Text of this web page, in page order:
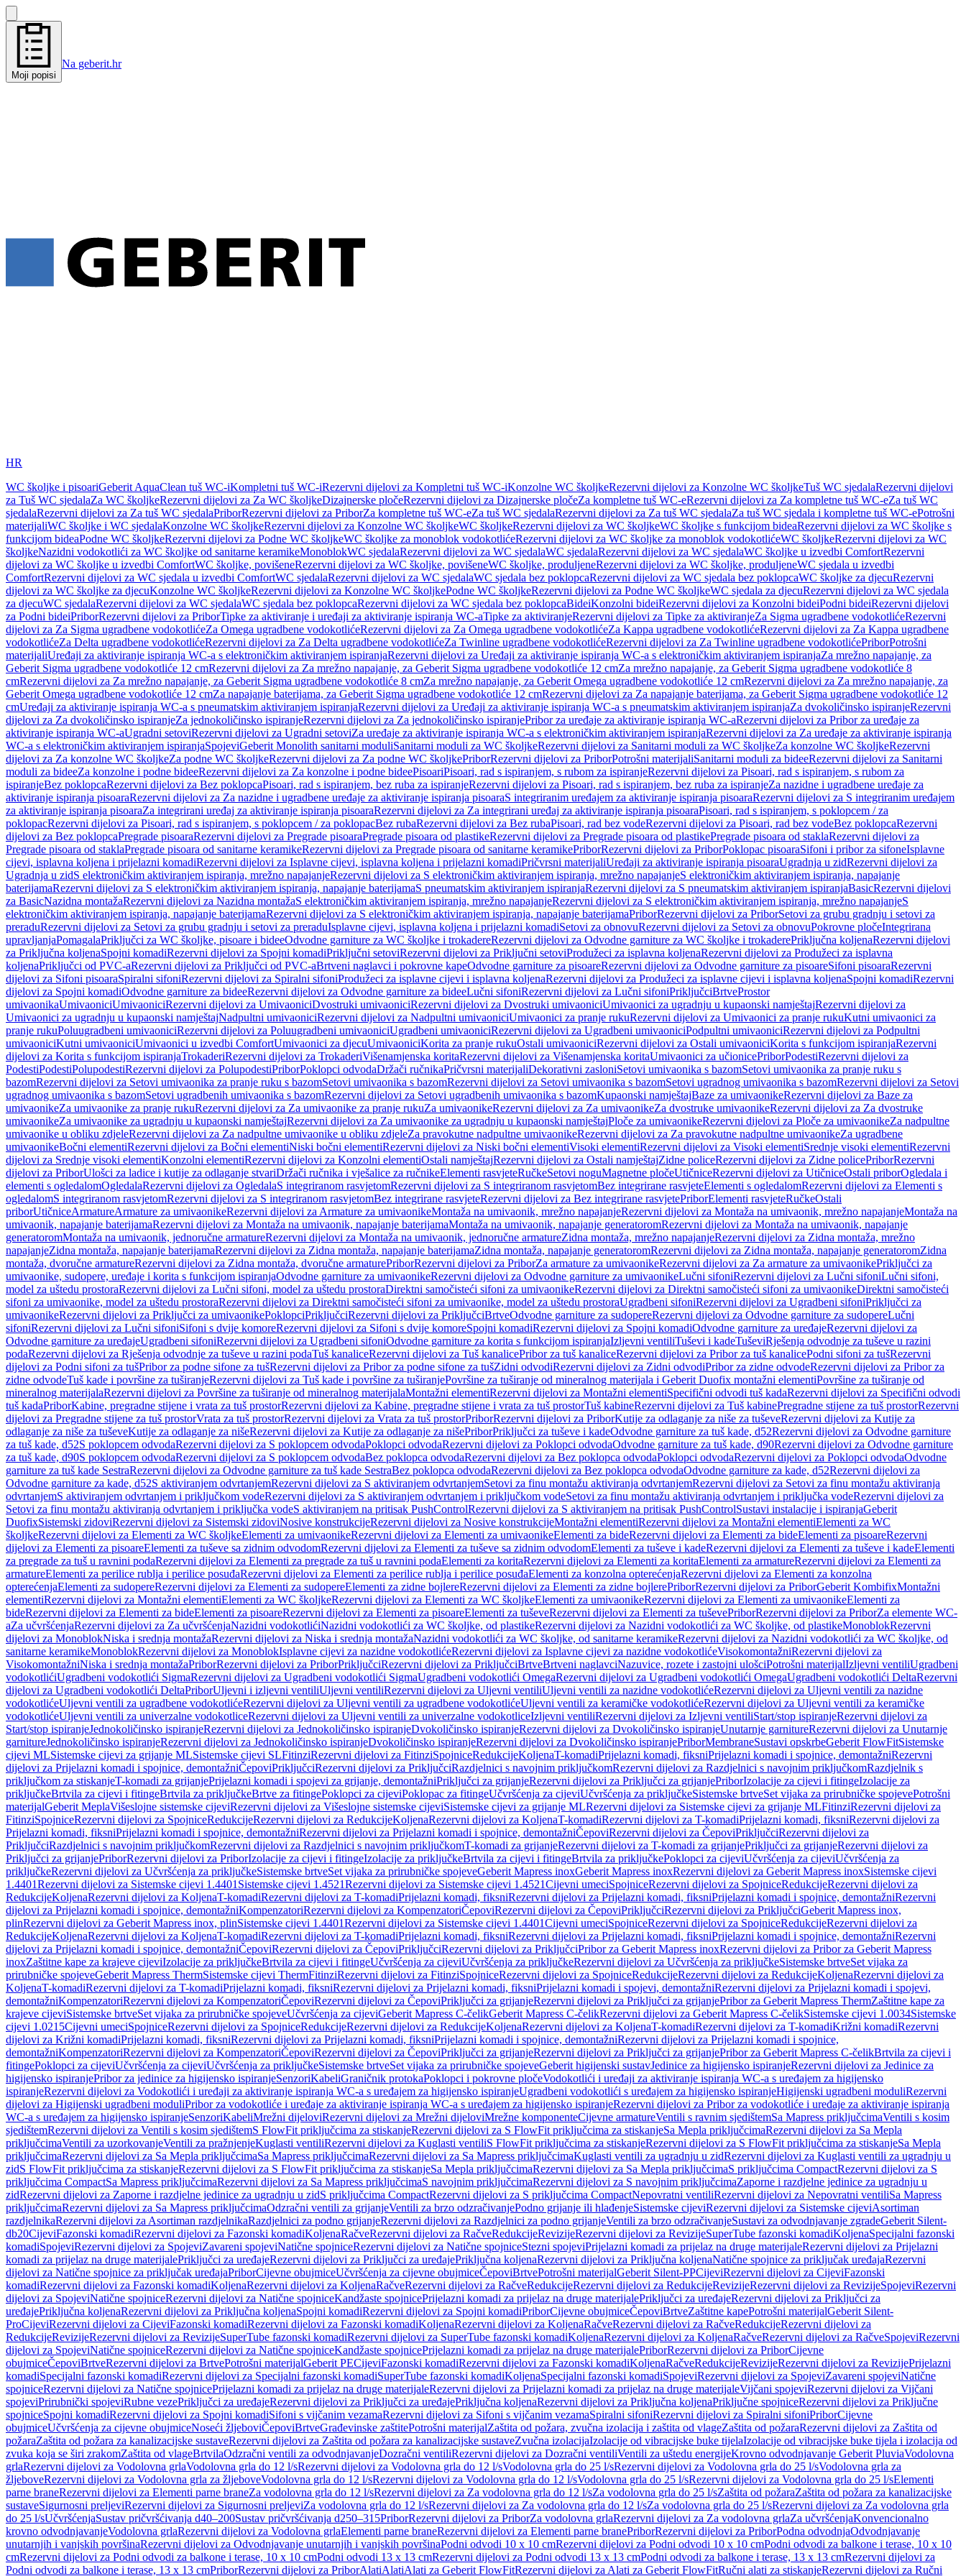
Moji popisi
Na geberit.hr
HR
WC školjke i pisoariGeberit AquaClean tuš WC-iKompletni tuš WC-iRezervni dijelovi za Kompletni tuš WC-iKonzolne WC školjkeRezervni dijelovi za Konzolne WC školjkeTuš WC sjedalaRezervni dijelovi
za Tuš WC sjedalaZa WC školjkeRezervni dijelovi za Za WC školjkeDizajnerske pločeRezervni dijelovi za Dizajnerske pločeZa kompletne tuš WC-eRezervni dijelovi za Za kompletne tuš WC-eZa tuš WC
sjedalaRezervni dijelovi za Za tuš WC sjedalaPriborRezervni dijelovi za PriborZa kompletne tuš WC-eZa tuš WC sjedalaRezervni dijelovi za Za tuš WC sjedalaZa tuš WC sjedala i kompletne tuš WC-ePotrošni
materijaliWC školjke i WC sjedalaKonzolne WC školjkeRezervni dijelovi za Konzolne WC školjkeWC školjkeRezervni dijelovi za WC školjkeWC školjke s funkcijom bideaRezervni dijelovi za WC školjke s
funkcijom bideaPodne WC školjkeRezervni dijelovi za Podne WC školjkeWC školjke za monoblok vodokotlićeRezervni dijelovi za WC školjke za monoblok vodokotlićeWC školjkeRezervni dijelovi za WC
školjkeNazidni vodokotlići za WC školjke od sanitarne keramikeMonoblokWC sjedalaRezervni dijelovi za WC sjedalaWC sjedalaRezervni dijelovi za WC sjedalaWC školjke u izvedbi ComfortRezervni
dijelovi za WC školjke u izvedbi ComfortWC školjke, povišeneRezervni dijelovi za WC školjke, povišeneWC školjke, produljeneRezervni dijelovi za WC školjke, produljeneWC sjedala u izvedbi
ComfortRezervni dijelovi za WC sjedala u izvedbi ComfortWC sjedalaRezervni dijelovi za WC sjedalaWC sjedala bez poklopcaRezervni dijelovi za WC sjedala bez poklopcaWC školjke za djecuRezervni
dijelovi za WC školjke za djecuKonzolne WC školjkeRezervni dijelovi za Konzolne WC školjkePodne WC školjkeRezervni dijelovi za Podne WC školjkeWC sjedala za djecuRezervni dijelovi za WC sjedala
za djecuWC sjedalaRezervni dijelovi za WC sjedalaWC sjedala bez poklopcaRezervni dijelovi za WC sjedala bez poklopcaBideiKonzolni bideiRezervni dijelovi za Konzolni bideiPodni bideiRezervni dijelovi
za Podni bideiPriborRezervni dijelovi za PriborTipke za aktiviranje i uređaji za aktiviranje ispiranja WC-aTipke za aktiviranjeRezervni dijelovi za Tipke za aktiviranjeZa Sigma ugradbene vodokotlićeRezervni
dijelovi za Za Sigma ugradbene vodokotlićeZa Omega ugradbene vodokotlićeRezervni dijelovi za Za Omega ugradbene vodokotlićeZa Kappa ugradbene vodokotlićeRezervni dijelovi za Za Kappa ugradbene
vodokotlićeZa Delta ugradbene vodokotlićeRezervni dijelovi za Za Delta ugradbene vodokotlićeZa Twinline ugradbene vodokotlićeRezervni dijelovi za Za Twinline ugradbene vodokotlićePriborPotrošni
materijaliUređaji za aktiviranje ispiranja WC-a s elektroničkim aktiviranjem ispiranjaRezervni dijelovi za Uređaji za aktiviranje ispiranja WC-a s elektroničkim aktiviranjem ispiranjaZa mrežno napajanje, za
Geberit Sigma ugradbene vodokotliće 12 cmRezervni dijelovi za Za mrežno napajanje, za Geberit Sigma ugradbene vodokotliće 12 cmZa mrežno napajanje, za Geberit Sigma ugradbene vodokotliće 8
cmRezervni dijelovi za Za mrežno napajanje, za Geberit Sigma ugradbene vodokotliće 8 cmZa mrežno napajanje, za Geberit Omega ugradbene vodokotliće 12 cmRezervni dijelovi za Za mrežno napajanje, za
Geberit Omega ugradbene vodokotliće 12 cmZa napajanje baterijama, za Geberit Sigma ugradbene vodokotliće 12 cmRezervni dijelovi za Za napajanje baterijama, za Geberit Sigma ugradbene vodokotliće 12
cmUređaji za aktiviranje ispiranja WC-a s pneumatskim aktiviranjem ispiranjaRezervni dijelovi za Uređaji za aktiviranje ispiranja WC-a s pneumatskim aktiviranjem ispiranjaZa dvokoličinsko ispiranjeRezervni
dijelovi za Za dvokoličinsko ispiranjeZa jednokoličinsko ispiranjeRezervni dijelovi za Za jednokoličinsko ispiranjePribor za uređaje za aktiviranje ispiranja WC-aRezervni dijelovi za Pribor za uređaje za
aktiviranje ispiranja WC-aUgradni setoviRezervni dijelovi za Ugradni setoviZa uređaje za aktiviranje ispiranja WC-a s elektroničkim aktiviranjem ispiranjaRezervni dijelovi za Za uređaje za aktiviranje ispiranja
WC-a s elektroničkim aktiviranjem ispiranjaSpojeviGeberit Monolith sanitarni moduliSanitarni moduli za WC školjkeRezervni dijelovi za Sanitarni moduli za WC školjkeZa konzolne WC školjkeRezervni
dijelovi za Za konzolne WC školjkeZa podne WC školjkeRezervni dijelovi za Za podne WC školjkePriborRezervni dijelovi za PriborPotrošni materijaliSanitarni moduli za bideeRezervni dijelovi za Sanitarni
moduli za bideeZa konzolne i podne bideeRezervni dijelovi za Za konzolne i podne bideePisoariPisoari, rad s ispiranjem, s rubom za ispiranjeRezervni dijelovi za Pisoari, rad s ispiranjem, s rubom za
ispiranjeBez poklopcaRezervni dijelovi za Bez poklopcaPisoari, rad s ispiranjem, bez ruba za ispiranjeRezervni dijelovi za Pisoari, rad s ispiranjem, bez ruba za ispiranjeZa nazidne i ugradbene uređaje za
aktiviranje ispiranja pisoaraRezervni dijelovi za Za nazidne i ugradbene uređaje za aktiviranje ispiranja pisoaraS integriranim uređajem za aktiviranje ispiranja pisoaraRezervni dijelovi za S integriranim uređajem
za aktiviranje ispiranja pisoaraZa integrirani uređaj za aktiviranje ispiranja pisoaraRezervni dijelovi za Za integrirani uređaj za aktiviranje ispiranja pisoaraPisoari, rad s ispiranjem, s poklopcem / za
poklopacRezervni dijelovi za Pisoari, rad s ispiranjem, s poklopcem / za poklopacBez rubaRezervni dijelovi za Bez rubaPisoari, rad bez vodeRezervni dijelovi za Pisoari, rad bez vodeBez poklopcaRezervni
dijelovi za Bez poklopcaPregrade pisoaraRezervni dijelovi za Pregrade pisoaraPregrade pisoara od plastikeRezervni dijelovi za Pregrade pisoara od plastikePregrade pisoara od staklaRezervni dijelovi za
Pregrade pisoara od staklaPregrade pisoara od sanitarne keramikeRezervni dijelovi za Pregrade pisoara od sanitarne keramikePriborRezervni dijelovi za PriborPoklopac pisoaraSifoni i pribor za sifoneIsplavne
cijevi, isplavna koljena i prijelazni komadiRezervni dijelovi za Isplavne cijevi, isplavna koljena i prijelazni komadiPričvrsni materijaliUređaji za aktiviranje ispiranja pisoaraUgradnja u zidRezervni dijelovi za
Ugradnja u zidS elektroničkim aktiviranjem ispiranja, mrežno napajanjeRezervni dijelovi za S elektroničkim aktiviranjem ispiranja, mrežno napajanjeS elektroničkim aktiviranjem ispiranja, napajanje
baterijamaRezervni dijelovi za S elektroničkim aktiviranjem ispiranja, napajanje baterijamaS pneumatskim aktiviranjem ispiranjaRezervni dijelovi za S pneumatskim aktiviranjem ispiranjaBasicRezervni dijelovi
za BasicNazidna montažaRezervni dijelovi za Nazidna montažaS elektroničkim aktiviranjem ispiranja, mrežno napajanjeRezervni dijelovi za S elektroničkim aktiviranjem ispiranja, mrežno napajanjeS
elektroničkim aktiviranjem ispiranja, napajanje baterijamaRezervni dijelovi za S elektroničkim aktiviranjem ispiranja, napajanje baterijamaPriborRezervni dijelovi za PriborSetovi za grubu gradnju i setovi za
preraduRezervni dijelovi za Setovi za grubu gradnju i setovi za preraduIsplavne cijevi, isplavna koljena i prijelazni komadiSetovi za obnovuRezervni dijelovi za Setovi za obnovuPokrovne pločeIntegrirana
upravljanjaPomagalaPriključci za WC školjke, pisoare i bideeOdvodne garniture za WC školjke i trokadereRezervni dijelovi za Odvodne garniture za WC školjke i trokaderePriključna koljenaRezervni dijelovi
za Priključna koljenaSpojni komadiRezervni dijelovi za Spojni komadiPriključni setoviRezervni dijelovi za Priključni setoviProdužeci za isplavna koljenaRezervni dijelovi za Produžeci za isplavna
koljenaPriključci od PVC-aRezervni dijelovi za Priključci od PVC-aBrtveni naglavci i pokrovne kapeOdvodne garniture za pisoareRezervni dijelovi za Odvodne garniture za pisoareSifoni pisoaraRezervni
dijelovi za Sifoni pisoaraSpiralni sifoniRezervni dijelovi za Spiralni sifoniProdužeci za isplavne cijevi i isplavna koljenaRezervni dijelovi za Produžeci za isplavne cijevi i isplavna koljenaSpojni komadiRezervni
dijelovi za Spojni komadiOdvodne garniture za bideeRezervni dijelovi za Odvodne garniture za bideeLučni sifoniRezervni dijelovi za Lučni sifoniPriključciBrtveProstor
umivaonikaUmivaoniciUmivaoniciRezervni dijelovi za UmivaoniciDvostruki umivaoniciRezervni dijelovi za Dvostruki umivaoniciUmivaonici za ugradnju u kupaonski namještajRezervni dijelovi za
Umivaonici za ugradnju u kupaonski namještajNadpultni umivaoniciRezervni dijelovi za Nadpultni umivaoniciUmivaonici za pranje rukuRezervni dijelovi za Umivaonici za pranje rukuKutni umivaonici za
pranje rukuPoluugradbeni umivaoniciRezervni dijelovi za Poluugradbeni umivaoniciUgradbeni umivaoniciRezervni dijelovi za Ugradbeni umivaoniciPodpultni umivaoniciRezervni dijelovi za Podpultni
umivaoniciKutni umivaoniciUmivaonici u izvedbi ComfortUmivaonici za djecuUmivaoniciKorita za pranje rukuOstali umivaoniciRezervni dijelovi za Ostali umivaoniciKorita s funkcijom ispiranjaRezervni
dijelovi za Korita s funkcijom ispiranjaTrokaderiRezervni dijelovi za TrokaderiVišenamjenska koritaRezervni dijelovi za Višenamjenska koritaUmivaonici za učionicePriborPodestiRezervni dijelovi za
PodestiPodestiPolupodestiRezervni dijelovi za PolupodestiPriborPoklopci odvodaDržači ručnikaPričvrsni materijaliDekorativni zasloniSetovi umivaonika s bazomSetovi umivaonika za pranje ruku s
bazomRezervni dijelovi za Setovi umivaonika za pranje ruku s bazomSetovi umivaonika s bazomRezervni dijelovi za Setovi umivaonika s bazomSetovi ugradnog umivaonika s bazomRezervni dijelovi za Setovi
ugradnog umivaonika s bazomSetovi ugradbenih umivaonika s bazomRezervni dijelovi za Setovi ugradbenih umivaonika s bazomKupaonski namještajBaze za umivaonikeRezervni dijelovi za Baze za
umivaonikeZa umivaonike za pranje rukuRezervni dijelovi za Za umivaonike za pranje rukuZa umivaonikeRezervni dijelovi za Za umivaonikeZa dvostruke umivaonikeRezervni dijelovi za Za dvostruke
umivaonikeZa umivaonike za ugradnju u kupaonski namještajRezervni dijelovi za Za umivaonike za ugradnju u kupaonski namještajPloče za umivaonikeRezervni dijelovi za Ploče za umivaonikeZa nadpultne
umivaonike u obliku zdjeleRezervni dijelovi za Za nadpultne umivaonike u obliku zdjeleZa pravokutne nadpultne umivaonikeRezervni dijelovi za Za pravokutne nadpultne umivaonikeZa ugradbene
umivaonikeBočni elementiRezervni dijelovi za Bočni elementiNiski bočni elementiRezervni dijelovi za Niski bočni elementiVisoki elementiRezervni dijelovi za Visoki elementiSrednje visoki elementiRezervni
dijelovi za Srednje visoki elementiKonzolni elementiRezervni dijelovi za Konzolni elementiOstali namještajRezervni dijelovi za Ostali namještajZidne policeRezervni dijelovi za Zidne policePriborRezervni
dijelovi za PriborUlošci za ladice i kutije za odlaganje stvariDržači ručnika i vješalice za ručnikeElementi rasvjeteRučkeSetovi noguMagnetne pločeUtičniceRezervni dijelovi za UtičniceOstali priborOgledala i
elementi s ogledalomOgledalaRezervni dijelovi za OgledalaS integriranom rasvjetomRezervni dijelovi za S integriranom rasvjetomBez integrirane rasvjeteElementi s ogledalomRezervni dijelovi za Elementi s
ogledalomS integriranom rasvjetomRezervni dijelovi za S integriranom rasvjetomBez integrirane rasvjeteRezervni dijelovi za Bez integrirane rasvjetePriborElementi rasvjeteRučkeOstali
priborUtičniceArmatureArmature za umivaonikeRezervni dijelovi za Armature za umivaonikeMontaža na umivaonik, mrežno napajanjeRezervni dijelovi za Montaža na umivaonik, mrežno napajanjeMontaža na
umivaonik, napajanje baterijamaRezervni dijelovi za Montaža na umivaonik, napajanje baterijamaMontaža na umivaonik, napajanje generatoromRezervni dijelovi za Montaža na umivaonik, napajanje
generatoromMontaža na umivaonik, jednoručne armatureRezervni dijelovi za Montaža na umivaonik, jednoručne armatureZidna montaža, mrežno napajanjeRezervni dijelovi za Zidna montaža, mrežno
napajanjeZidna montaža, napajanje baterijamaRezervni dijelovi za Zidna montaža, napajanje baterijamaZidna montaža, napajanje generatoromRezervni dijelovi za Zidna montaža, napajanje generatoromZidna
montaža, dvoručne armatureRezervni dijelovi za Zidna montaža, dvoručne armaturePriborRezervni dijelovi za PriborZa armature za umivaonikeRezervni dijelovi za Za armature za umivaonikePriključci za
umivaonike, sudopere, uređaje i korita s funkcijom ispiranjaOdvodne garniture za umivaonikeRezervni dijelovi za Odvodne garniture za umivaonikeLučni sifoniRezervni dijelovi za Lučni sifoniLučni sifoni,
model za uštedu prostoraRezervni dijelovi za Lučni sifoni, model za uštedu prostoraDirektni samočisteći sifoni za umivaonikeRezervni dijelovi za Direktni samočisteći sifoni za umivaonikeDirektni samočisteći
sifoni za umivaonike, model za uštedu prostoraRezervni dijelovi za Direktni samočisteći sifoni za umivaonike, model za uštedu prostoraUgradbeni sifoniRezervni dijelovi za Ugradbeni sifoniPriključci za
umivaonikeRezervni dijelovi za Priključci za umivaonikePoklopciPriključciRezervni dijelovi za PriključciBrtveOdvodne garniture za sudopereRezervni dijelovi za Odvodne garniture za sudopereLučni
sifoniRezervni dijelovi za Lučni sifoniSifoni s dvije komoreRezervni dijelovi za Sifoni s dvije komoreSpojni komadiRezervni dijelovi za Spojni komadiOdvodne garniture za uređajeRezervni dijelovi za
Odvodne garniture za uređajeUgradbeni sifoniRezervni dijelovi za Ugradbeni sifoniOdvodne garniture za korita s funkcijom ispiranjaIzljevni ventiliTuševi i kadeTuševiRješenja odvodnje za tuševe u razini
podaRezervni dijelovi za Rješenja odvodnje za tuševe u razini podaTuš kanaliceRezervni dijelovi za Tuš kanalicePribor za tuš kanaliceRezervni dijelovi za Pribor za tuš kanalicePodni sifoni za tušRezervni
dijelovi za Podni sifoni za tušPribor za podne sifone za tušRezervni dijelovi za Pribor za podne sifone za tušZidni odvodiRezervni dijelovi za Zidni odvodiPribor za zidne odvodeRezervni dijelovi za Pribor za
zidne odvodeTuš kade i površine za tuširanjeRezervni dijelovi za Tuš kade i površine za tuširanjePovršine za tuširanje od mineralnog materijala i Geberit Duofix montažni elementiPovršine za tuširanje od
mineralnog materijalaRezervni dijelovi za Površine za tuširanje od mineralnog materijalaMontažni elementiRezervni dijelovi za Montažni elementiSpecifični odvodi tuš kadaRezervni dijelovi za Specifični odvodi
tuš kadaPriborKabine, pregradne stijene i vrata za tuš prostorRezervni dijelovi za Kabine, pregradne stijene i vrata za tuš prostorTuš kabineRezervni dijelovi za Tuš kabinePregradne stijene za tuš prostorRezervni
dijelovi za Pregradne stijene za tuš prostorVrata za tuš prostorRezervni dijelovi za Vrata za tuš prostorPriborRezervni dijelovi za PriborKutije za odlaganje za niše za tuševeRezervni dijelovi za Kutije za
odlaganje za niše za tuševeKutije za odlaganje za nišeRezervni dijelovi za Kutije za odlaganje za nišePriborPriključci za tuševe i kadeOdvodne garniture za tuš kade, d52Rezervni dijelovi za Odvodne garniture
za tuš kade, d52S poklopcem odvodaRezervni dijelovi za S poklopcem odvodaPoklopci odvodaRezervni dijelovi za Poklopci odvodaOdvodne garniture za tuš kade, d90Rezervni dijelovi za Odvodne garniture
za tuš kade, d90S poklopcem odvodaRezervni dijelovi za S poklopcem odvodaBez poklopca odvodaRezervni dijelovi za Bez poklopca odvodaPoklopci odvodaRezervni dijelovi za Poklopci odvodaOdvodne
garniture za tuš kade SestraRezervni dijelovi za Odvodne garniture za tuš kade SestraBez poklopca odvodaRezervni dijelovi za Bez poklopca odvodaOdvodne garniture za kade, d52Rezervni dijelovi za
Odvodne garniture za kade, d52S aktiviranjem odvrtanjemRezervni dijelovi za S aktiviranjem odvrtanjemSetovi za finu montažu aktiviranja odvrtanjemRezervni dijelovi za Setovi za finu montažu aktiviranja
odvrtanjemS aktiviranjem odvrtanjem i priključkom vodeRezervni dijelovi za S aktiviranjem odvrtanjem i priključkom vodeSetovi za finu montažu aktiviranja odvrtanjem i priključka vodeRezervni dijelovi za
Setovi za finu montažu aktiviranja odvrtanjem i priključka vodeS aktiviranjem na pritisak PushControlRezervni dijelovi za S aktiviranjem na pritisak PushControlSustavi instalacije i ispiranjaGeberit
DuofixSistemski zidoviRezervni dijelovi za Sistemski zidoviNosive konstrukcijeRezervni dijelovi za Nosive konstrukcijeMontažni elementiRezervni dijelovi za Montažni elementiElementi za WC
školjkeRezervni dijelovi za Elementi za WC školjkeElementi za umivaonikeRezervni dijelovi za Elementi za umivaonikeElementi za bideRezervni dijelovi za Elementi za bideElementi za pisoareRezervni
dijelovi za Elementi za pisoareElementi za tuševe sa zidnim odvodomRezervni dijelovi za Elementi za tuševe sa zidnim odvodomElementi za tuševe i kadeRezervni dijelovi za Elementi za tuševe i kadeElementi
za pregrade za tuš u ravnini podaRezervni dijelovi za Elementi za pregrade za tuš u ravnini podaElementi za koritaRezervni dijelovi za Elementi za koritaElementi za armatureRezervni dijelovi za Elementi za
armatureElementi za perilice rublja i perilice posuđaRezervni dijelovi za Elementi za perilice rublja i perilice posuđaElementi za konzolna opterećenjaRezervni dijelovi za Elementi za konzolna
opterećenjaElementi za sudopereRezervni dijelovi za Elementi za sudopereElementi za zidne bojlereRezervni dijelovi za Elementi za zidne bojlerePriborRezervni dijelovi za PriborGeberit KombifixMontažni
elementiRezervni dijelovi za Montažni elementiElementi za WC školjkeRezervni dijelovi za Elementi za WC školjkeElementi za umivaonikeRezervni dijelovi za Elementi za umivaonikeElementi za
bideRezervni dijelovi za Elementi za bideElementi za pisoareRezervni dijelovi za Elementi za pisoareElementi za tuševeRezervni dijelovi za Elementi za tuševePriborRezervni dijelovi za PriborZa elemente WC-
aZa učvršćenjaRezervni dijelovi za Za učvršćenjaNazidni vodokotlićiNazidni vodokotlići za WC školjke, od plastikeRezervni dijelovi za Nazidni vodokotlići za WC školjke, od plastikeMonoblokRezervni
dijelovi za MonoblokNiska i srednja montažaRezervni dijelovi za Niska i srednja montažaNazidni vodokotlići za WC školjke, od sanitarne keramikeRezervni dijelovi za Nazidni vodokotlići za WC školjke, od
sanitarne keramikeMonoblokRezervni dijelovi za MonoblokIsplavne cijevi za nazidne vodokotlićeRezervni dijelovi za Isplavne cijevi za nazidne vodokotlićeVisokomontažniRezervni dijelovi za
VisokomontažniNiska i srednja montažaPriborRezervni dijelovi za PriborPriključciRezervni dijelovi za PriključciBrtveBrtveni naglavciNazuvice, rozete i zastojni ulošciPotrošni materijalIzljevni ventiliUgradbeni
vodokotlićiUgradbeni vodokotlići SigmaRezervni dijelovi za Ugradbeni vodokotlići SigmaUgradbeni vodokotlići OmegaRezervni dijelovi za Ugradbeni vodokotlići OmegaUgradbeni vodokotlići DeltaRezervni
dijelovi za Ugradbeni vodokotlići DeltaPriborUljevni i izljevni ventiliUljevni ventiliRezervni dijelovi za Uljevni ventiliUljevni ventili za nazidne vodokotlićeRezervni dijelovi za Uljevni ventili za nazidne
vodokotlićeUljevni ventili za ugradbene vodokotlićeRezervni dijelovi za Uljevni ventili za ugradbene vodokotlićeUljevni ventili za keramičke vodokotlićeRezervni dijelovi za Uljevni ventili za keramičke
vodokotlićeUljevni ventili za univerzalne vodokotliceRezervni dijelovi za Uljevni ventili za univerzalne vodokotliceIzljevni ventiliRezervni dijelovi za Izljevni ventiliStart/stop ispiranjeRezervni dijelovi za
Start/stop ispiranjeJednokoličinsko ispiranjeRezervni dijelovi za Jednokoličinsko ispiranjeDvokoličinsko ispiranjeRezervni dijelovi za Dvokoličinsko ispiranjeUnutarnje garnitureRezervni dijelovi za Unutarnje
garnitureJednokoličinsko ispiranjeRezervni dijelovi za Jednokoličinsko ispiranjeDvokoličinsko ispiranjeRezervni dijelovi za Dvokoličinsko ispiranjePriborMembraneSustavi opskrbeGeberit FlowFitSistemske
cijevi MLSistemske cijevi za grijanje MLSistemske cijevi SLFitinziRezervni dijelovi za FitinziSpojniceRedukcijeKoljenaT-komadiPrijelazni komadi, fiksniPrijelazni komadi i spojnice, demontažniRezervni
dijelovi za Prijelazni komadi i spojnice, demontažniČepoviPriključciRezervni dijelovi za PriključciRazdjelnici s navojnim priključkomRezervni dijelovi za Razdjelnici s navojnim priključkomRazdjelnik s
priključkom za stiskanjeT-komadi za grijanjePrijelazni komadi i spojevi za grijanje, demontažniPriključci za grijanjeRezervni dijelovi za Priključci za grijanjePriborIzolacije za cijevi i fitingeIzolacije za
priključkeBrtvila za cijevi i fitingeBrtvila za priključkeBrtve za fitingePoklopci za cijeviPoklopac za fitingeUčvršćenja za cijeviUčvršćenja za priključkeSistemske brtveSet vijaka za prirubničke spojevePotrošni
materijalGeberit MeplaVišeslojne sistemske cijeviRezervni dijelovi za Višeslojne sistemske cijeviSistemske cijevi za grijanje MLRezervni dijelovi za Sistemske cijevi za grijanje MLFitinziRezervni dijelovi za
FitinziSpojniceRezervni dijelovi za SpojniceRedukcijeRezervni dijelovi za RedukcijeKoljenaRezervni dijelovi za KoljenaT-komadiRezervni dijelovi za T-komadiPrijelazni komadi, fiksniRezervni dijelovi za
Prijelazni komadi, fiksniPrijelazni komadi i spojnice, demontažniRezervni dijelovi za Prijelazni komadi i spojnice, demontažniČepoviRezervni dijelovi za ČepoviPriključciRezervni dijelovi za
PriključciRazdjelnici s navojnim priključkomRezervni dijelovi za Razdjelnici s navojnim priključkomT-komadi za grijanjeRezervni dijelovi za T-komadi za grijanjePriključci za grijanjeRezervni dijelovi za
Priključci za grijanjePriborRezervni dijelovi za PriborIzolacije za cijevi i fitingeIzolacije za priključkeBrtvila za cijevi i fitingeBrtvila za priključkePoklopci za cijeviUčvršćenja za cijeviUčvršćenja za
priključkeRezervni dijelovi za Učvršćenja za priključkeSistemske brtveSet vijaka za prirubničke spojeveGeberit Mapress inoxGeberit Mapress inoxRezervni dijelovi za Geberit Mapress inoxSistemske cijevi
1.4401Rezervni dijelovi za Sistemske cijevi 1.4401 Sistemske cijevi 1.4521Rezervni dijelovi za Sistemske cijevi 1.4521Cijevni umeciSpojniceRezervni dijelovi za SpojniceRedukcijeRezervni dijelovi za
RedukcijeKoljenaRezervni dijelovi za KoljenaT-komadiRezervni dijelovi za T-komadiPrijelazni komadi, fiksniRezervni dijelovi za Prijelazni komadi, fiksniPrijelazni komadi i spojnice, demontažniRezervni
dijelovi za Prijelazni komadi i spojnice, demontažniKompenzatoriRezervni dijelovi za KompenzatoriČepoviRezervni dijelovi za ČepoviPriključciRezervni dijelovi za PriključciGeberit Mapress inox,
plinRezervni dijelovi za Geberit Mapress inox, plinSistemske cijevi 1.4401Rezervni dijelovi za Sistemske cijevi 1.4401Cijevni umeciSpojniceRezervni dijelovi za SpojniceRedukcijeRezervni dijelovi za
RedukcijeKoljenaRezervni dijelovi za KoljenaT-komadiRezervni dijelovi za T-komadiPrijelazni komadi, fiksniRezervni dijelovi za Prijelazni komadi, fiksniPrijelazni komadi i spojnice, demontažniRezervni
dijelovi za Prijelazni komadi i spojnice, demontažniČepoviRezervni dijelovi za ČepoviPriključciRezervni dijelovi za PriključciPribor za Geberit Mapress inoxRezervni dijelovi za Pribor za Geberit Mapress
inoxZaštitne kape za krajeve cijeviIzolacije za priključkeBrtvila za cijevi i fitingeUčvršćenja za cijeviUčvršćenja za priključkeRezervni dijelovi za Učvršćenja za priključkeSistemske brtveSet vijaka za
prirubničke spojeveGeberit Mapress ThermSistemske cijevi ThermFitinziRezervni dijelovi za FitinziSpojniceRezervni dijelovi za SpojniceRedukcijeRezervni dijelovi za RedukcijeKoljenaRezervni dijelovi za
KoljenaT-komadiRezervni dijelovi za T-komadiPrijelazni komadi, fiksniRezervni dijelovi za Prijelazni komadi, fiksniPrijelazni komadi i spojevi, demontažniRezervni dijelovi za Prijelazni komadi i spojevi,
demontažniKompenzatoriRezervni dijelovi za KompenzatoriČepoviRezervni dijelovi za ČepoviPriključci za grijanjeRezervni dijelovi za Priključci za grijanjePribor za Geberit Mapress ThermZaštitne kape za
krajeve cijeviSistemske brtveSet vijaka za prirubničke spojeveUčvršćenja za cijeviGeberit Mapress C-čelikGeberit Mapress C-čelikRezervni dijelovi za Geberit Mapress C-čelikSistemske cijevi 1.0034Sistemske
cijevi 1.0215Cijevni umeciSpojniceRezervni dijelovi za SpojniceRedukcijeRezervni dijelovi za RedukcijeKoljenaRezervni dijelovi za KoljenaT-komadiRezervni dijelovi za T-komadiKrižni komadiRezervni
dijelovi za Križni komadiPrijelazni komadi, fiksniRezervni dijelovi za Prijelazni komadi, fiksniPrijelazni komadi i spojnice, demontažniRezervni dijelovi za Prijelazni komadi i spojnice,
demontažniKompenzatoriRezervni dijelovi za KompenzatoriČepoviRezervni dijelovi za ČepoviPriključci za grijanjeRezervni dijelovi za Priključci za grijanjePribor za Geberit Mapress C-čelikBrtvila za cijevi i
fitingePoklopci za cijeviUčvršćenja za cijeviUčvršćenja za priključkeSistemske brtveSet vijaka za prirubničke spojeveGeberit higijenski sustavJedinice za higijensko ispiranjeRezervni dijelovi za Jedinice za
higijensko ispiranjePribor za jedinice za higijensko ispiranjeSenzoriKabeliGraničnik protokaPoklopci i pokrovne pločeVodokotlići i uređaji za aktiviranje ispiranja WC-a s uređajem za higijensko
ispiranjeRezervni dijelovi za Vodokotlići i uređaji za aktiviranje ispiranja WC-a s uređajem za higijensko ispiranjeUgradbeni vodokotlići s uređajem za higijensko ispiranjeHigijenski ugradbeni moduliRezervni
dijelovi za Higijenski ugradbeni moduliPribor za vodokotliće i uređaje za aktiviranje ispiranja WC-a s uređajem za higijensko ispiranjeRezervni dijelovi za Pribor za vodokotliće i uređaje za aktiviranje ispiranja
WC-a s uređajem za higijensko ispiranjeSenzoriKabeliMrežni dijeloviRezervni dijelovi za Mrežni dijeloviMrežne komponenteCijevne armatureVentili s ravnim sjedištemSa Mapress priključcimaVentili s kosim
sjedištemRezervni dijelovi za Ventili s kosim sjedištemS FlowFit priključcima za stiskanjeRezervni dijelovi za S FlowFit priključcima za stiskanjeSa Mepla priključcimaRezervni dijelovi za Sa Mepla
priključcimaVentili za uzorkovanjeVentili za pražnjenjeKuglasti ventiliRezervni dijelovi za Kuglasti ventiliS FlowFit priključcima za stiskanjeRezervni dijelovi za S FlowFit priključcima za stiskanjeSa Mepla
priključcimaRezervni dijelovi za Sa Mepla priključcimaSa Mapress priključcimaRezervni dijelovi za Sa Mapress priključcimaKuglasti ventili za ugradnju u zidRezervni dijelovi za Kuglasti ventili za ugradnju u
zidS FlowFit priključcima za stiskanjeRezervni dijelovi za S FlowFit priključcima za stiskanjeSa Mepla priključcimaRezervni dijelovi za Sa Mepla priključcimaS priključcima CompactRezervni dijelovi za S
priključcima CompactSa Mapress priključcimaRezervni dijelovi za Sa Mapress priključcimaS navojnim priključcimaRezervni dijelovi za S navojnim priključcimaZaporne i razdjelne jedinice za ugradnju u
zidRezervni dijelovi za Zaporne i razdjelne jedinice za ugradnju u zidS priključcima CompactRezervni dijelovi za S priključcima CompactNepovratni ventiliRezervni dijelovi za Nepovratni ventiliSa Mapress
priključcimaRezervni dijelovi za Sa Mapress priključcimaOdzračni ventili za grijanjeVentili za brzo odzračivanjePodno grijanje ili hlađenjeSistemske cijeviRezervni dijelovi za Sistemske cijeviAsortiman
razdjelnikaRezervni dijelovi za Asortiman razdjelnikaRazdjelnici za podno grijanjeRezervni dijelovi za Razdjelnici za podno grijanjeVentili za brzo odzračivanjeSustavi za odvodnjavanje zgradeGeberit Silent-
db20CijeviFazonski komadiRezervni dijelovi za Fazonski komadiKoljenaRačveRezervni dijelovi za RačveRedukcijeRevizijeRezervni dijelovi za RevizijeSuperTube fazonski komadiKoljenaSpecijalni fazonski
komadiSpojeviRezervni dijelovi za SpojeviZavareni spojeviNatične spojniceRezervni dijelovi za Natične spojniceStezni spojeviPrijelazni komadi za prijelaz na druge materijaleRezervni dijelovi za Prijelazni
komadi za prijelaz na druge materijalePriključci za uređajeRezervni dijelovi za Priključci za uređajePriključna koljenaRezervni dijelovi za Priključna koljenaNatične spojnice za priključak uređajaRezervni
dijelovi za Natične spojnice za priključak uređajaPriborCijevne obujmiceUčvršćenja za cijevne obujmiceČepoviBrtvePotrošni materijalGeberit Silent-PPCijeviRezervni dijelovi za CijeviFazonski
komadiRezervni dijelovi za Fazonski komadiKoljenaRezervni dijelovi za KoljenaRačveRezervni dijelovi za RačveRedukcijeRezervni dijelovi za RedukcijeRevizijeRezervni dijelovi za RevizijeSpojeviRezervni
dijelovi za SpojeviNatične spojniceRezervni dijelovi za Natične spojniceKandžaste spojnicePrijelazni komadi za prijelaz na druge materijalePriključci za uređajeRezervni dijelovi za Priključci za
uređajePriključna koljenaRezervni dijelovi za Priključna koljenaSpojni komadiRezervni dijelovi za Spojni komadiPriborCijevne obujmiceČepoviBrtveZaštitne kapePotrošni materijalGeberit Silent-
ProCijeviRezervni dijelovi za CijeviFazonski komadiRezervni dijelovi za Fazonski komadiKoljenaRezervni dijelovi za KoljenaRačveRezervni dijelovi za RačveRedukcijeRezervni dijelovi za
RedukcijeRevizijeRezervni dijelovi za RevizijeSuperTube fazonski komadiRezervni dijelovi za SuperTube fazonski komadiKoljenaRezervni dijelovi za KoljenaRačveRezervni dijelovi za RačveSpojeviRezervni
dijelovi za SpojeviNatične spojniceRezervni dijelovi za Natične spojniceKandžaste spojnicePrijelazni komadi za prijelaz na druge materijalePriborRezervni dijelovi za PriborCijevne
obujmiceČepoviBrtveRezervni dijelovi za BrtvePotrošni materijalGeberit PECijeviFazonski komadiRezervni dijelovi za Fazonski komadiKoljenaRačveRedukcijeRevizijeRezervni dijelovi za RevizijePrijelazni
komadiSpecijalni fazonski komadiRezervni dijelovi za Specijalni fazonski komadiSuperTube fazonski komadiKoljenaSpecijalni fazonski komadiSpojeviRezervni dijelovi za SpojeviZavareni spojeviNatične
spojniceRezervni dijelovi za Natične spojnicePrijelazni komadi za prijelaz na druge materijaleRezervni dijelovi za Prijelazni komadi za prijelaz na druge materijaleVijčani spojeviRezervni dijelovi za Vijčani
spojeviPrirubnički spojeviRubne vezePriključci za uređajeRezervni dijelovi za Priključci za uređajePriključna koljenaRezervni dijelovi za Priključna koljenaPriključne spojniceRezervni dijelovi za Priključne
spojniceSpojni komadiRezervni dijelovi za Spojni komadiSifoni s vijčanim vezamaRezervni dijelovi za Sifoni s vijčanim vezamaSpiralni sifoniRezervni dijelovi za Spiralni sifoniPriborCijevne
obujmiceUčvršćenja za cijevne obujmiceNoseći žljeboviČepoviBrtveGrađevinske zaštitePotrošni materijalZaštita od požara, zvučna izolacija i zaštita od vlageZaštita od požaraRezervni dijelovi za Zaštita od
požaraZaštita od požara za kanalizacijske sustaveRezervni dijelovi za Zaštita od požara za kanalizacijske sustaveZvučna izolacijaIzolacije od vibracijske buke tijelaIzolacije od vibracijske buke tijela i izolacija od
zvuka koja se širi zrakomZaštita od vlageBrtvilaOdzračni ventili za odvodnjavanjeDozračni ventiliRezervni dijelovi za Dozračni ventiliVentili za uštedu energijeKrovno odvodnjavanje Geberit PluviaVodolovna
grlaRezervni dijelovi za Vodolovna grlaVodolovna grla do 12 l/sRezervni dijelovi za Vodolovna grla do 12 l/sVodolovna grla do 25 l/sRezervni dijelovi za Vodolovna grla do 25 l/sVodolovna grla za
žljeboveRezervni dijelovi za Vodolovna grla za žljeboveVodolovna grla do 12 l/sRezervni dijelovi za Vodolovna grla do 12 l/sVodolovna grla do 25 l/sRezervni dijelovi za Vodolovna grla do 25 l/sElementi
parne braneRezervni dijelovi za Elementi parne braneZa vodolovna grla do 12 l/sRezervni dijelovi za Za vodolovna grla do 12 l/sZa vodolovna grla do 25 l/sZaštita od požaraZaštita od požara za kanalizacijske
sustaveSigurnosni preljeviRezervni dijelovi za Sigurnosni preljeviZa vodolovna grla do 12 l/sRezervni dijelovi za Za vodolovna grla do 12 l/sZa vodolovna grla do 25 l/sRezervni dijelovi za Za vodolovna grla
do 25 l/sUčvršćenjaSustav pričvršćivanja d40–200Sustav pričvršćivanja d250–315PriborRezervni dijelovi za PriborZa vodolovna grlaRezervni dijelovi za Za vodolovna grlaZa učvršćenjaKonvencionalno
krovno odvodnjavanjeVodolovna grlaRezervni dijelovi za Vodolovna grlaElementi parne braneRezervni dijelovi za Elementi parne branePriborRezervni dijelovi za PriborPodna odvodnjaOdvodnjavanje
unutarnjih i vanjskih površinaRezervni dijelovi za Odvodnjavanje unutarnjih i vanjskih površinaPodni odvodi 10 x 10 cmRezervni dijelovi za Podni odvodi 10 x 10 cmPodni odvodi za balkone i terase, 10 x 10
cmRezervni dijelovi za Podni odvodi za balkone i terase, 10 x 10 cmPodni odvodi 13 x 13 cmRezervni dijelovi za Podni odvodi 13 x 13 cmPodni odvodi za balkone i terase, 13 x 13 cmRezervni dijelovi za
Podni odvodi za balkone i terase, 13 x 13 cmPriborRezervni dijelovi za PriborAlatiAlatiAlati za Geberit FlowFitRezervni dijelovi za Alati za Geberit FlowFitRučni alati za stiskanjeRezervni dijelovi za Ručni